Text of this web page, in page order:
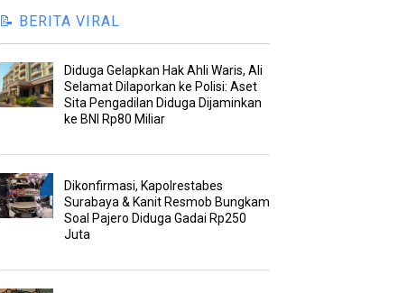
📝 BERITA VIRAL
Diduga Gelapkan Hak Ahli Waris, Ali
Selamat Dilaporkan ke Polisi: Aset
Sita Pengadilan Diduga Dijaminkan
ke BNI Rp80 Miliar
Dikonfirmasi, Kapolrestabes
Surabaya & Kanit Resmob Bungkam
Soal Pajero Diduga Gadai Rp250
Juta